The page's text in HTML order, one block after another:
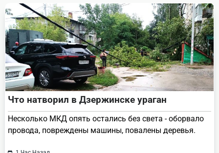
text">Page</span>
Что натворил в Дзержинске ураган
Несколько МКД опять остались без света - оборвало
провода, повреждены машины, повалены деревья.